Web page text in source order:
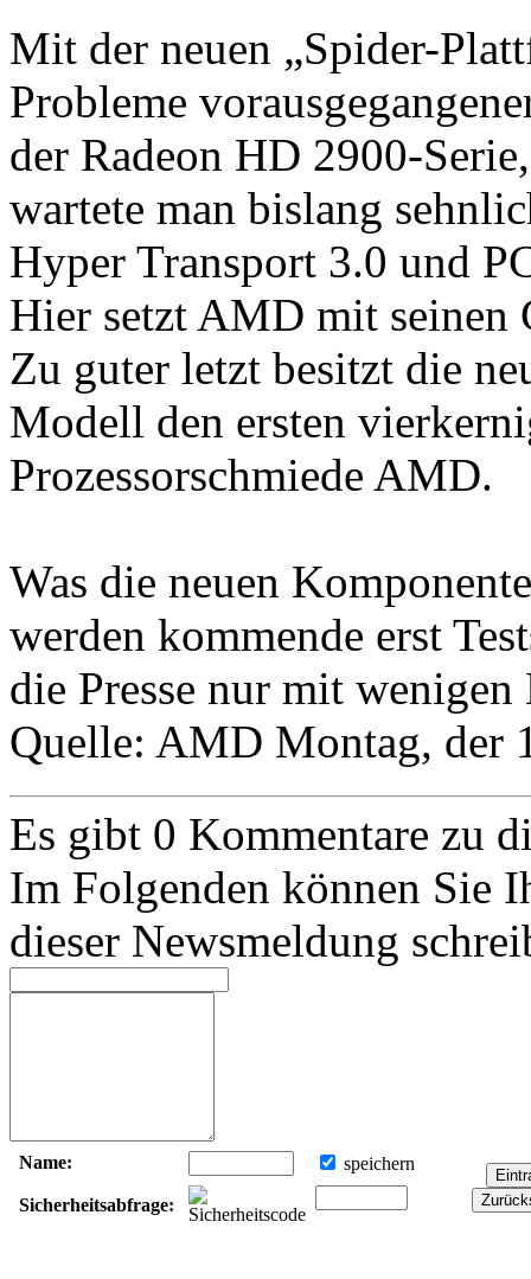
Mit der neuen „Spider-
Probleme
der Radeon HD 2900-
wartete man bislang
Hyper Transport 3.0 und
Hier setzt AMD mit seinen
Zu guter letzt besitzt die
Modell den ersten
Prozessorschmiede AMD.
Was die neuen
werden kommende erst
die Presse nur mit
Quelle: AMD Montag, der
Es gibt 0 Kommentare zu
Im Folgenden können Sie
dieser Newsmeldung
Name: speichern
Sicherheitsabfrage: